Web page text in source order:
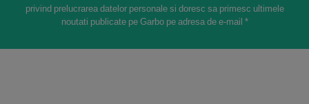
privind prelucrarea datelor personale si doresc sa primesc ultimele
noutati publicate pe Garbo pe adresa de e-mail *